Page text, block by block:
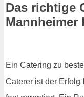
Das richtige
Mannheimer
Ein Catering zu
Caterer ist der Erfolg